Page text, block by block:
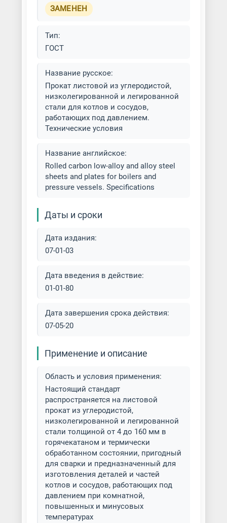
ЗАМЕНЕН
Тип:
ГОСТ
Название русское:
Прокат листовой из углеродистой,
низколегированной и легированной
стали для котлов и сосудов,
работающих под давлением.
Технические условия
Название английское:
Rolled carbon low-alloy and alloy steel
sheets and plates for boilers and
pressure vessels. Specifications
Даты и сроки
Дата издания:
07-01-03
Дата введения в действие:
01-01-80
Дата завершения срока действия:
07-05-20
Применение и описание
Область и условия применения:
Настоящий стандарт
распространяется на листовой
прокат из углеродистой,
низколегированной и легированной
стали толщиной от 4 до 160 мм в
горячекатаном и термически
обработанном состоянии, пригодный
для сварки и предназначенный для
изготовления деталей и частей
котлов и сосудов, работающих под
давлением при комнатной,
повышенных и минусовых
температурах